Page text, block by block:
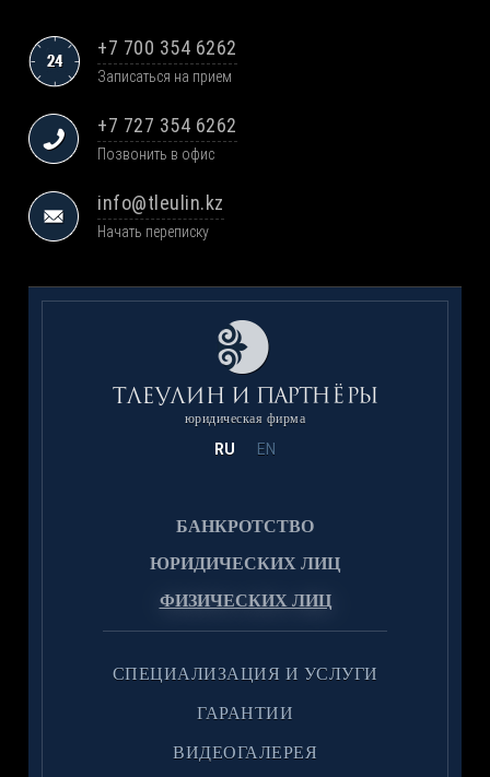
+7 700 354 6262
Записаться на прием
+7 727 354 6262
Позвонить в офис
info@tleulin.kz
Начать переписку
юридическая фирма
RU EN
БАНКРОТСТВО
ЮРИДИЧЕСКИХ ЛИЦ
ФИЗИЧЕСКИХ ЛИЦ
CПЕЦИАЛИЗАЦИЯ И УСЛУГИ
ГАРАНТИИ
ВИДЕОГАЛЕРЕЯ